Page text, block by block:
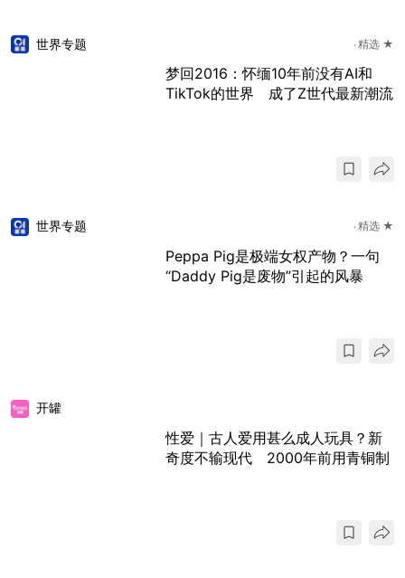
世界专题 精选 ★
梦回2016：怀缅10年前没有AI和
TikTok的世界 成了Z世代最新潮流
世界专题 精选 ★
Peppa Pig是极端女权产物？一句
“Daddy Pig是废物”引起的风暴
开罐
性爱｜古人爱用甚么成人玩具？新
奇度不输现代 2000年前用青铜制